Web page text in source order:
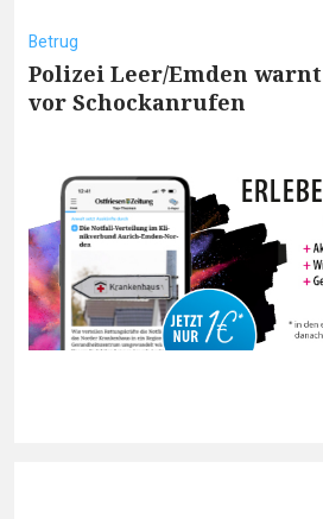
Betrug
Polizei Leer/Emden warnt
vor Schockanrufen